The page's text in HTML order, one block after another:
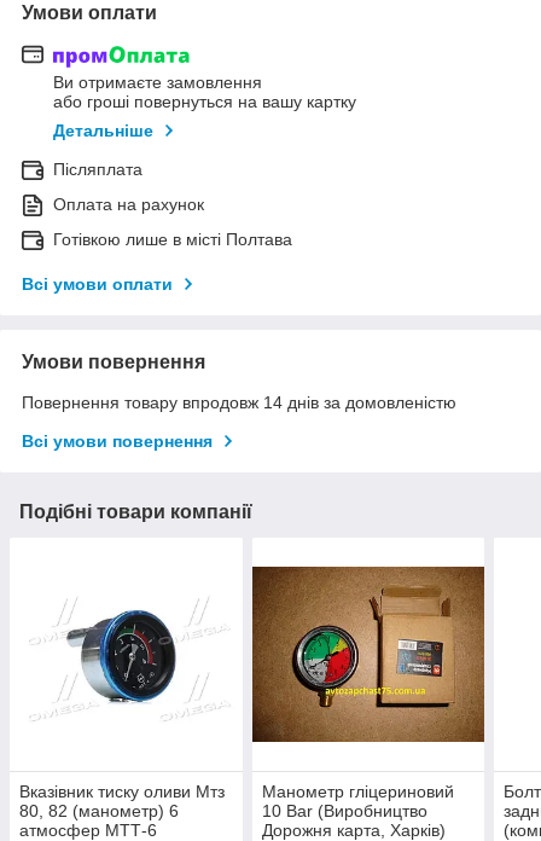
Умови оплати
Ви отримаєте замовлення
або гроші повернуться на вашу картку
Детальніше
Післяплата
Оплата на рахунок
Готівкою лише в місті Полтава
Всі умови оплати
Умови повернення
Повернення товару впродовж 14 днів за домовленістю
Всі умови повернення
Подібні товари компанії
Вказівник тиску оливи Мтз
80, 82 (манометр) 6
атмосфер МТТ-6
Манометр гліцериновий
10 Bar (Виробництво
Дорожня карта, Харків)